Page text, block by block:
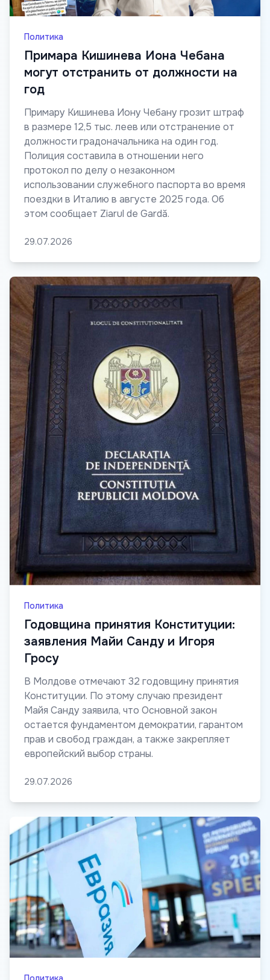
Политика
Примара Кишинева Иона Чебана
могут отстранить от должности на
год
Примару Кишинева Иону Чебану грозит штраф
в размере 12,5 тыс. леев или отстранение от
должности градоначальника на один год.
Полиция составила в отношении него
протокол по делу о незаконном
использовании служебного паспорта во время
поездки в Италию в августе 2025 года. Об
этом сообщает Ziarul de Gardă.
29.07.2026
Политика
Годовщина принятия Конституции:
заявления Майи Санду и Игоря
Гросу
В Молдове отмечают 32 годовщину принятия
Конституции. По этому случаю президент
Майя Санду заявила, что Основной закон
остается фундаментом демократии, гарантом
прав и свобод граждан, а также закрепляет
европейский выбор страны.
29.07.2026